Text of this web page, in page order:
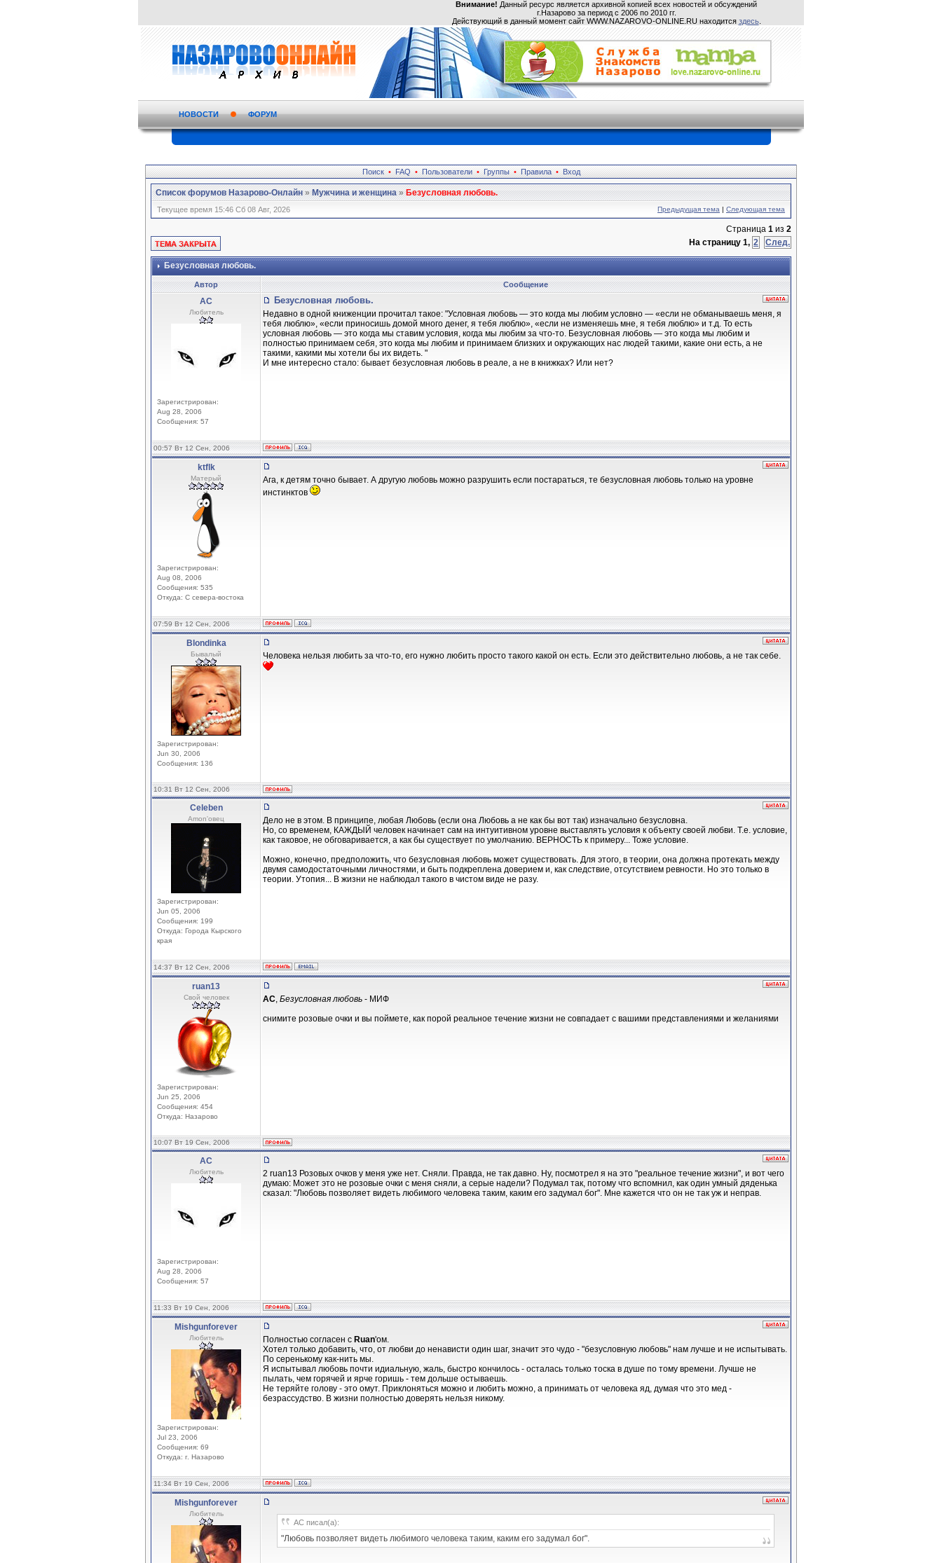
Внимание! Данный ресурс является архивной копией всех новостей и обсуждений
г.Назарово за период с 2006 по 2010 гг.
Действующий в данный момент сайт WWW.NAZAROVO-ONLINE.RU находится здесь.
НОВОСТИ ФОРУМ
Поиск • FAQ • Пользователи • Группы • Правила • Вход
Список форумов Назарово-Онлайн»Мужчина и женщина»Безусловная любовь.
Текущее время 15:46 Сб 08 Авг, 2026 Предыдущая тема | Следующая тема
Страница 1 из 2
На страницу 1, 2 След.
Безусловная любовь.
Автор Сообщение
АС
Любитель
Зарегистрирован:
Aug 28, 2006
Сообщения: 57
Безусловная любовь.
Недавно в одной книженции прочитал такое: "Условная любовь — это когда мы любим условно — «если не обманываешь меня, я
тебя люблю», «если приносишь домой много денег, я тебя люблю», «если не изменяешь мне, я тебя люблю» и т.д. То есть
условная любовь — это когда мы ставим условия, когда мы любим за что-то. Безусловная любовь — это когда мы любим и
полностью принимаем себя, это когда мы любим и принимаем близких и окружающих нас людей такими, какие они есть, а не
такими, какими мы хотели бы их видеть. "
И мне интересно стало: бывает безусловная любовь в реале, а не в книжках? Или нет?
00:57 Вт 12 Сен, 2006
ktflk
Матерый
Зарегистрирован:
Aug 08, 2006
Сообщения: 535
Откуда: С севера-востока
Ага, к детям точно бывает. А другую любовь можно разрушить если постараться, те безусловная любовь только на уровне
инстинктов
07:59 Вт 12 Сен, 2006
Blondinka
Бывалый
Зарегистрирован:
Jun 30, 2006
Сообщения: 136
Человека нельзя любить за что-то, его нужно любить просто такого какой он есть. Если это действительно любовь, а не так себе.
10:31 Вт 12 Сен, 2006
Celeben
Amon'овец
Зарегистрирован:
Jun 05, 2006
Сообщения: 199
Откуда: Города Кырского
края
Дело не в этом. В принципе, любая Любовь (если она Любовь а не как бы вот так) изначально безусловна.
Но, со временем, КАЖДЫЙ человек начинает сам на интуитивном уровне выставлять условия к объекту своей любви. Т.е. условие,
как таковое, не обговаривается, а как бы существует по умолчанию. ВЕРНОСТЬ к примеру... Тоже условие.
Можно, конечно, предположить, что безусловная любовь может существовать. Для этого, в теории, она должна протекать между
двумя самодостаточными личностями, и быть подкреплена доверием и, как следствие, отсутствием ревности. Но это только в
теории. Утопия... В жизни не наблюдал такого в чистом виде не разу.
14:37 Вт 12 Сен, 2006
ruan13
Свой человек
Зарегистрирован:
Jun 25, 2006
Сообщения: 454
Откуда: Назарово
АС, Безусловная любовь - МИФ
снимите розовые очки и вы поймете, как порой реальное течение жизни не совпадает с вашими представлениями и желаниями
10:07 Вт 19 Сен, 2006
АС
Любитель
Зарегистрирован:
Aug 28, 2006
Сообщения: 57
2 ruan13 Розовых очков у меня уже нет. Сняли. Правда, не так давно. Ну, посмотрел я на это "реальное течение жизни", и вот чего
думаю: Может это не розовые очки с меня сняли, а серые надели? Подумал так, потому что вспомнил, как один умный дяденька
сказал: "Любовь позволяет видеть любимого человека таким, каким его задумал бог". Мне кажется что он не так уж и неправ.
11:33 Вт 19 Сен, 2006
Mishgunforever
Любитель
Зарегистрирован:
Jul 23, 2006
Сообщения: 69
Откуда: г. Назарово
Полностью согласен с Ruan'ом.
Хотел только добавить, что, от любви до ненависти один шаг, значит это чудо - "безусловную любовь" нам лучше и не испытывать.
По серенькому как-нить мы.
Я испытывал любовь почти идиальную, жаль, быстро кончилось - осталась только тоска в душе по тому времени. Лучше не
пылать, чем горячей и ярче горишь - тем дольше остываешь.
Не теряйте голову - это омут. Приклоняться можно и любить можно, а принимать от человека яд, думая что это мед -
безрассудство. В жизни полностью доверять нельзя никому.
11:34 Вт 19 Сен, 2006
Mishgunforever
Любитель
АС писал(а):
"Любовь позволяет видеть любимого человека таким, каким его задумал бог".